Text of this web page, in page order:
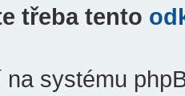
třeba tento
systému